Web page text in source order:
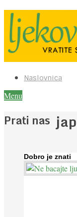
Naslovnica
Menu
Dobro je znati
Prati nas